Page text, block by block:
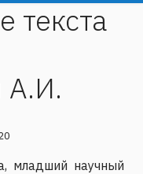
текста
А.И.
младший научный